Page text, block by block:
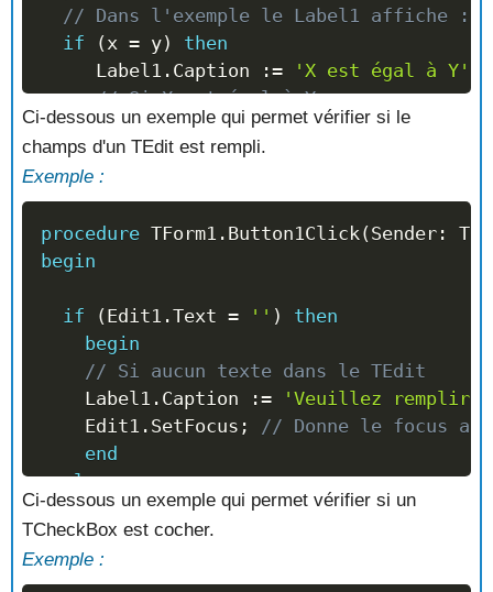
// Dans l'exemple le Label1 affiche :
if
(x = y)
then
     Label1
. Caption :=
'X est égal à Y'
// Si X est égal à Y
else
if (x < y) then
     Label1
.Caption :=
// Si X est inferieur à Y
else if (x > y) then
     Label1
.Caption :=
'X est plus grand
end
Ci-dessous un exemple qui permet vérifier si le
champs d'un TEdit est rempli.
Exemple :
procedure TForm1 . Button1Click (Sender :
begin
if (Edit1 .Text = '' )
then
begin
// Si aucun texte dans le TEdit
    Label1
. Caption :=
'Veuillez remplir
    Edit1
. SetFocus ;
// Donne le focus au
end
else
begin
// Si le texte saisi du TEdit est
    Label1
Ci-dessous un exemple qui permet vérifier si un
TCheckBox est cocher.
Exemple :